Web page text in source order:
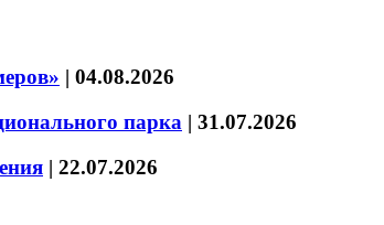
| 04.08.2026
парка | 31.07.2026
| 22.07.2026